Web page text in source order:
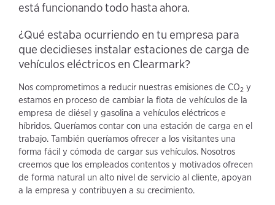
está funcionando todo hasta ahora.
¿Qué estaba ocurriendo en tu empresa para
que decidieses instalar estaciones de carga de
vehículos eléctricos en Clearmark?
Nos comprometimos a reducir nuestras emisiones de CO2 y
estamos en proceso de cambiar la flota de vehículos de la
empresa de diésel y gasolina a vehículos eléctricos e
híbridos. Queríamos contar con una estación de carga en el
trabajo. También queríamos ofrecer a los visitantes una
forma fácil y cómoda de cargar sus vehículos. Nosotros
creemos que los empleados contentos y motivados ofrecen
de forma natural un alto nivel de servicio al cliente, apoyan
a la empresa y contribuyen a su crecimiento.